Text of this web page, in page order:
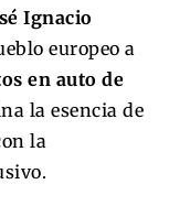
Ignacio
europeo a
en auto de
la esencia de
la